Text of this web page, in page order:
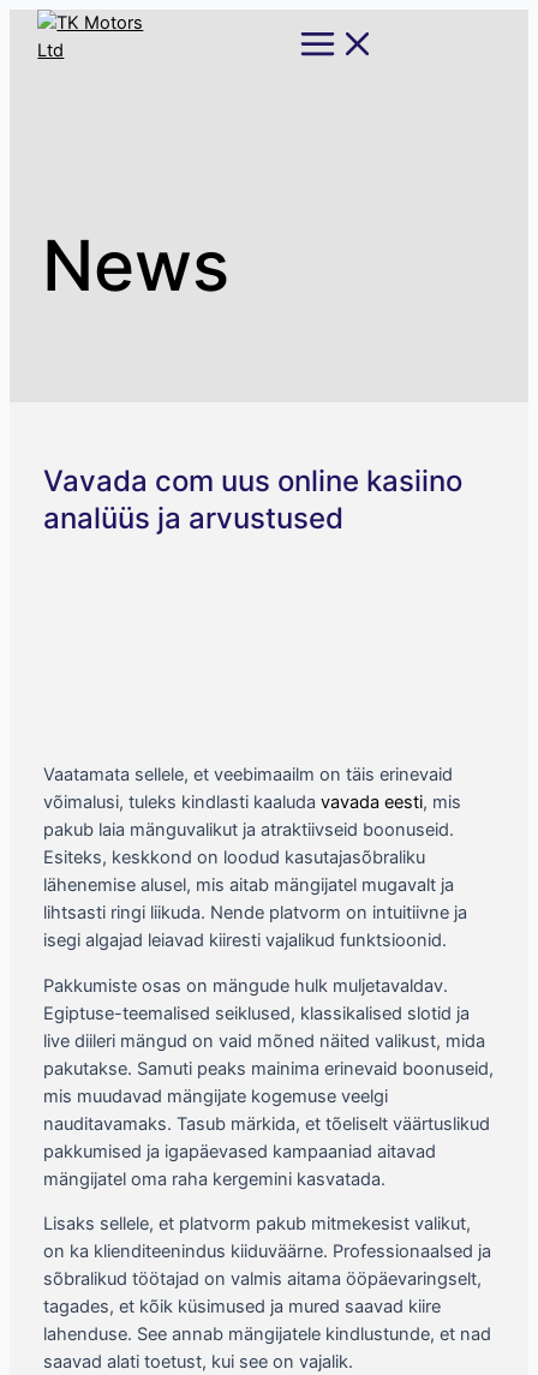
Skip
Main
Menu
News
Vavada com uus online kasiino
analüüs ja arvustused
Vaatamata sellele, et veebimaailm on täis erinevaid
võimalusi, tuleks kindlasti kaaluda vavada eesti, mis
pakub laia mänguvalikut ja atraktiivseid boonuseid.
Esiteks, keskkond on loodud kasutajasõbraliku
lähenemise alusel, mis aitab mängijatel mugavalt ja
lihtsasti ringi liikuda. Nende platvorm on intuitiivne ja
isegi algajad leiavad kiiresti vajalikud funktsioonid.
Pakkumiste osas on mängude hulk muljetavaldav.
Egiptuse-teemalised seiklused, klassikalised slotid ja
live diileri mängud on vaid mõned näited valikust, mida
pakutakse. Samuti peaks mainima erinevaid boonuseid,
mis muudavad mängijate kogemuse veelgi
nauditavamaks. Tasub märkida, et tõeliselt väärtuslikud
pakkumised ja igapäevased kampaaniad aitavad
mängijatel oma raha kergemini kasvatada.
Lisaks sellele, et platvorm pakub mitmekesist valikut,
on ka klienditeenindus kiiduväärne. Professionaalsed ja
sõbralikud töötajad on valmis aitama ööpäevaringselt,
tagades, et kõik küsimused ja mured saavad kiire
lahenduse. See annab mängijatele kindlustunde, et nad
saavad alati toetust, kui see on vajalik.